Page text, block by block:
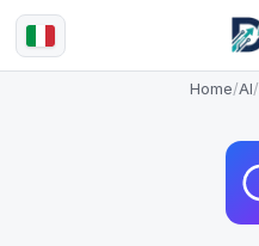
Home/AI/